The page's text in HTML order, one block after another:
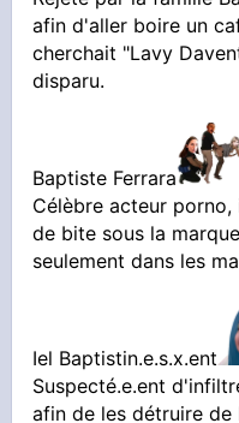
afin d'aller boire un
cherchait "Lavy
disparu.
Baptiste Ferrara
Célèbre acteur
de bite sous la
seulement dans les
Iel Baptistin.e.s.x.ent
Suspecté.e.ent
afin de les détruire de